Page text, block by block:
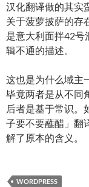
汉化翻译做的其实
关于菠萝披萨的存
是意大利面拌42号
辑不通的描述。
这也是为什么域主
毕竟两者是从不同
后者是基于常识。
子要不要蘸醋」翻
解了原本的含义。
WORDPRESS